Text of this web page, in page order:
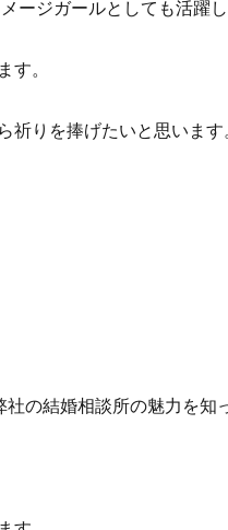
ージガールとしても活躍し
。
りを捧げたいと思います
の結婚相談所の魅力を